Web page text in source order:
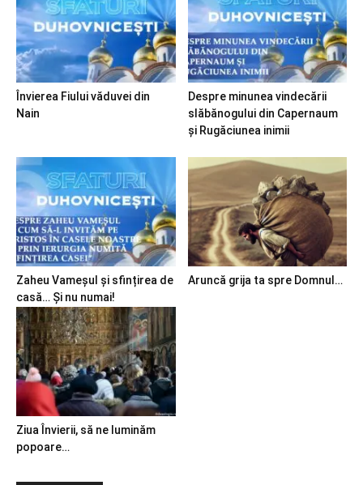
Învierea Fiului văduvei din
Nain
Despre minunea vindecării
slăbănogului din Capernaum
și Rugăciunea inimii
Zaheu Vameșul și sfințirea de
casă… Și nu numai!
Aruncă grija ta spre Domnul…
Ziua Învierii, să ne luminăm
popoare…